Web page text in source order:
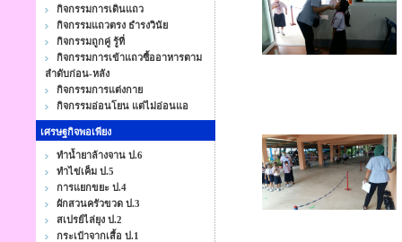
กิจกรรมการเดินแถว
กิจกรรมแถวตรง ธำรงวินัย
กิจกรรมถูกคู่ รู้ที่
กิจกรรมการเข้าแถวซื้ออาหารตาม
ลำดับก่อน-หลัง
กิจกรรมการแต่งกาย
กิจกรรมอ่อนโยน แต่ไม่อ่อนแอ
เศรษฐกิจพอเพียง
ทำน้ำยาล้างจาน ป.6
ทำไข่เค็ม ป.5
การแยกขยะ ป.4
ผักสวนครัวขวด ป.3
สเปรย์ไล่ยุง ป.2
กระเป๋าจากเสื้อ ป.1